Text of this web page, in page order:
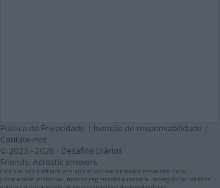
Política de Privacidade | Isenção de responsabilidade |
Contate-nos
© 2023 - 2026 · Desafios Diários
Friends: Acrostic answers
Este site não é afiliado aos aplicativos mencionados neste site. Toda
propriedade intelectual, marcas registradas e material protegido por direitos